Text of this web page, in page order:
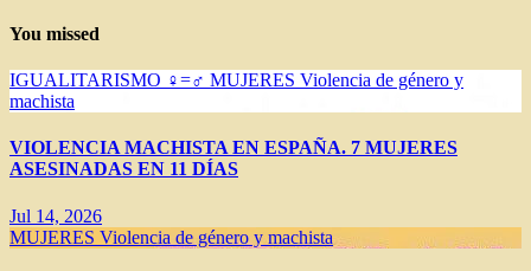
You missed
IGUALITARISMO ♀=♂ MUJERES Violencia de género y
machista
VIOLENCIA MACHISTA EN ESPAÑA. 7 MUJERES
ASESINADAS EN 11 DÍAS
Jul 14, 2026
MUJERES Violencia de género y machista